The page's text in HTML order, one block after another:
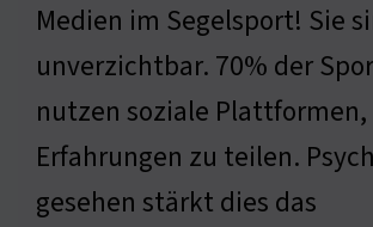
Medien im Segelsport! Sie
unverzichtbar. 70% der
nutzen soziale
Erfahrungen zu teilen.
gesehen stärkt dies das